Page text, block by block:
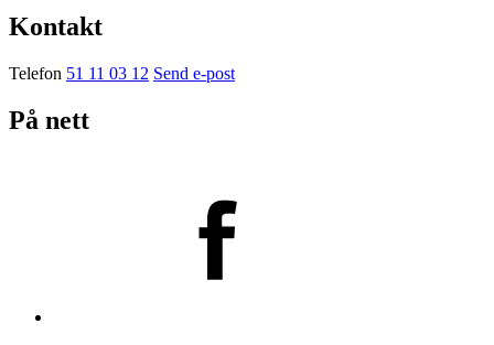
Kontakt
Telefon 51 11 03 12 Send e-post
På nett